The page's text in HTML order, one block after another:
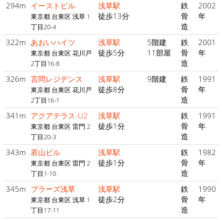
294m イーストビル
東京都 台東区 浅草 1
丁目20-4
浅草駅
徒歩13分
鉄
骨
造
2002
年
322m あおいハイツ
東京都 台東区 花川戸
2丁目16-8
浅草駅
徒歩5分
5階建
11部屋
鉄
骨
造
2001
年
326m 言問レジデンス
東京都 台東区 花川戸
2丁目16-1
浅草駅
徒歩8分
9階建
鉄
骨
造
1991
年
341m アクアテラス-U2
東京都 台東区 雷門 2
丁目20-3
浅草駅
徒歩1分
鉄
骨
造
1991
年
343m 若山ビル
東京都 台東区 雷門 2
丁目1-10
浅草駅
徒歩1分
鉄
骨
造
1982
年
345m プラーズ浅草
東京都 台東区 浅草 1
丁目17-11
浅草駅
徒歩2分
鉄
骨
造
1990
年